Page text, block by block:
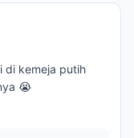
di kemeja putih
😭